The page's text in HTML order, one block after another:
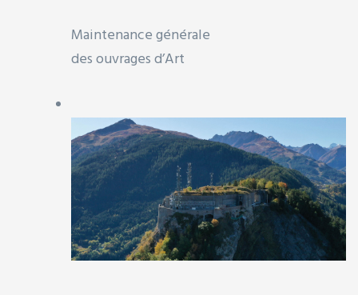
Maintenance générale
des ouvrages d’Art